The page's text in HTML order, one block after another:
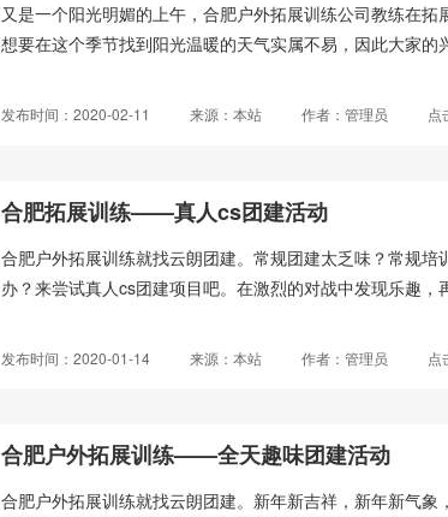
又是一个阳光明媚的上午，合肥户外拓展训练公司教练在拓
想要在这个季节找到阳光温暖的天气实属不易，因此大家的
发布时间：2020-02-11 来源：本站 作者：管理员 点
合肥拓展训练——真人cs团建活动
合肥户外拓展训练就找云朗团建。常规团建太乏味？常规培
办？来尝试真人cs团建项目吧。在激烈的对战中发现乐趣，
发布时间：2020-01-14 来源：本站 作者：管理员 点
合肥户外拓展训练——全天趣味团建活动
合肥户外拓展训练就找云朗团建。新年新吉祥，新年新气象